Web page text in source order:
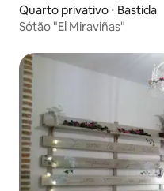
Quarto privativo ⋅ Bastida
Sótão "El Miraviñas"